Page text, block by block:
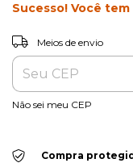
Sucesso! Você
Entregas para o CEP:
Meios de envio
Não sei meu CEP
Compra